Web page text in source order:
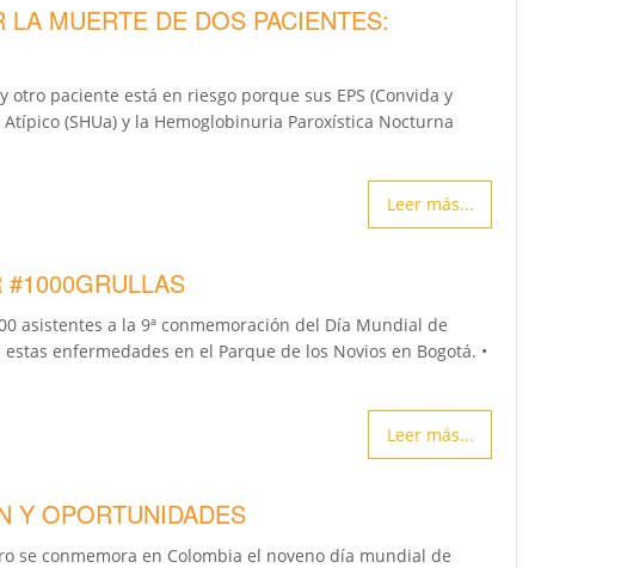
MUERTE DE DOS PACIENTES:
paciente está en riesgo porque sus EPS (Convida y
(SHUa) y la Hemoglobinuria Paroxística Nocturna
Leer más...
asistentes a la 9ª conmemoración del Día Mundial de
enfermedades en el Parque de los Novios en Bogotá. •
Leer más...
Y OPORTUNIDADES
se conmemora en Colombia el noveno día mundial de